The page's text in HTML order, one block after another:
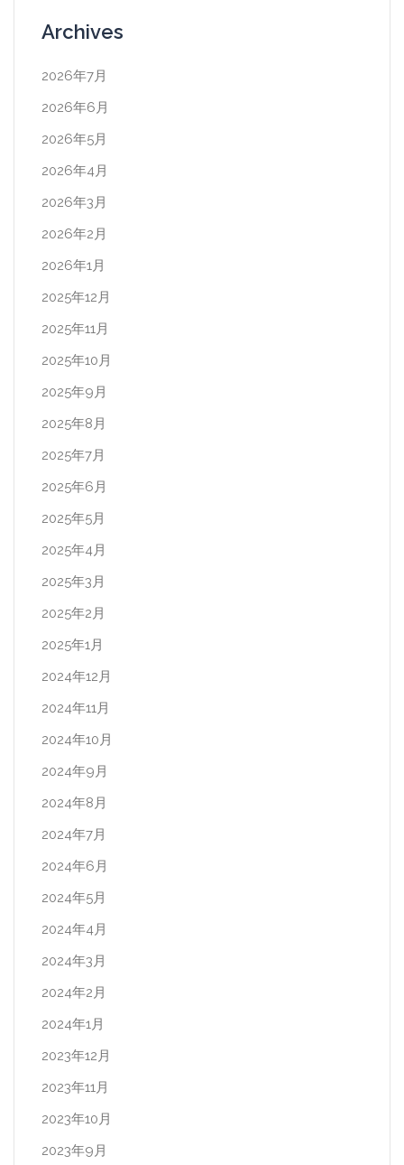
Archives
2026年7月
2026年6月
2026年5月
2026年4月
2026年3月
2026年2月
2026年1月
2025年12月
2025年11月
2025年10月
2025年9月
2025年8月
2025年7月
2025年6月
2025年5月
2025年4月
2025年3月
2025年2月
2025年1月
2024年12月
2024年11月
2024年10月
2024年9月
2024年8月
2024年7月
2024年6月
2024年5月
2024年4月
2024年3月
2024年2月
2024年1月
2023年12月
2023年11月
2023年10月
2023年9月